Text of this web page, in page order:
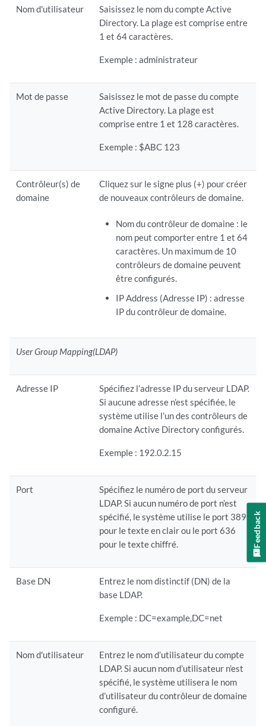
Nom d'utilisateur
Saisissez le nom du compte Active
Directory. La plage est comprise entre
1 et 64 caractères.
Exemple : administrateur
Mot de passe
Saisissez le mot de passe du compte
Active Directory. La plage est
comprise entre 1 et 128 caractères.
Exemple : $ABC 123
Contrôleur(s) de
domaine
Cliquez sur le signe plus (+) pour créer
de nouveaux contrôleurs de domaine.
Nom du contrôleur de domaine : le
nom peut comporter entre 1 et 64
caractères. Un maximum de 10
contrôleurs de domaine peuvent
être configurés.
IP Address (Adresse IP) : adresse
IP du contrôleur de domaine.
User Group Mapping(LDAP)
Adresse IP
Spécifiez l’adresse IP du serveur LDAP.
Si aucune adresse n’est spécifiée, le
système utilise l’un des contrôleurs de
domaine Active Directory configurés.
Exemple : 192.0.2.15
Port
Spécifiez le numéro de port du serveur
LDAP. Si aucun numéro de port n’est
spécifié, le système utilise le port 389
pour le texte en clair ou le port 636
pour le texte chiffré.
Base DN
Entrez le nom distinctif (DN) de la
base LDAP.
Exemple : DC=example,DC=net
Nom d'utilisateur
Entrez le nom d’utilisateur du compte
LDAP. Si aucun nom d’utilisateur n’est
spécifié, le système utilisera le nom
d’utilisateur du contrôleur de domaine
configuré.
Feedback